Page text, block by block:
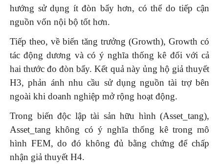
hướng sử dụng ít đòn bẩy hơn, có thể do tiếp cận
nguồn vốn nội bộ tốt hơn.
Tiếp theo, về biến tăng trưởng (Growth), Growth có
tác động dương và có ý nghĩa thống kê đối với cả
hai thước đo đòn bẩy. Kết quả này ủng hộ giả thuyết
H3, phản ánh nhu cầu sử dụng nguồn tài trợ bên
ngoài khi doanh nghiệp mở rộng hoạt động.
Trong biến độc lập tài sản hữu hình (Asset_tang),
Asset_tang không có ý nghĩa thống kê trong mô
hình FEM, do đó không đủ bằng chứng để chấp
nhận giả thuyết H4.